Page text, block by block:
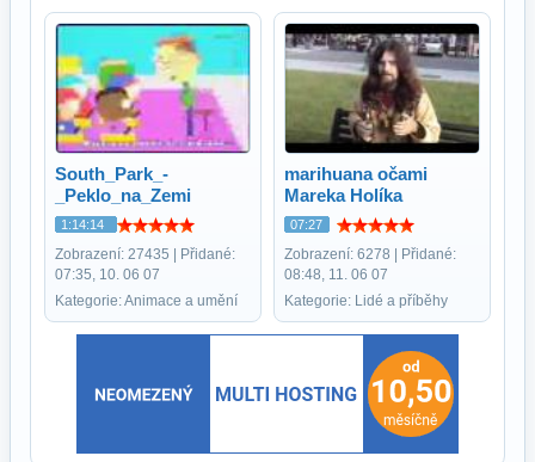
South_Park_-
_Peklo_na_Zemi
1:14:14
Zobrazení: 27435 | Přidané:
07:35, 10. 06 07
Kategorie: Animace a umění
marihuana očami
Mareka Holíka
07:27
Zobrazení: 6278 | Přidané:
08:48, 11. 06 07
Kategorie: Lidé a příběhy